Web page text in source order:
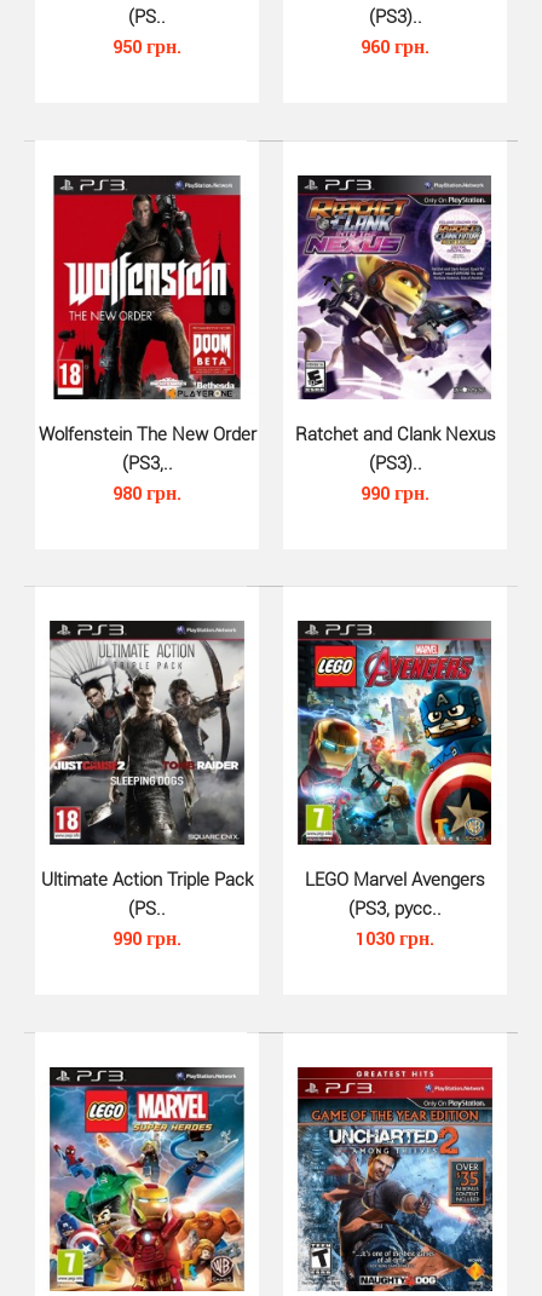
от студии Traveller´s Tales. Игра основана на одно..
Assassins Creed 2 Game of the Y..
790 грн.
Assassins Creed 2 Game of the Year Edition для PS3 -
исследуйте начало современной истории в эпическ..
(PS..
950 грн.
(PS3)..
960 грн.
Wolfenstein The New Order
(PS3,..
980 грн.
Ratchet and Clank Nexus
(PS3)..
990 грн.
Ultimate Action Triple Pack
(PS..
990 грн.
LEGO Marvel Avengers
(PS3, русс..
1030 грн.